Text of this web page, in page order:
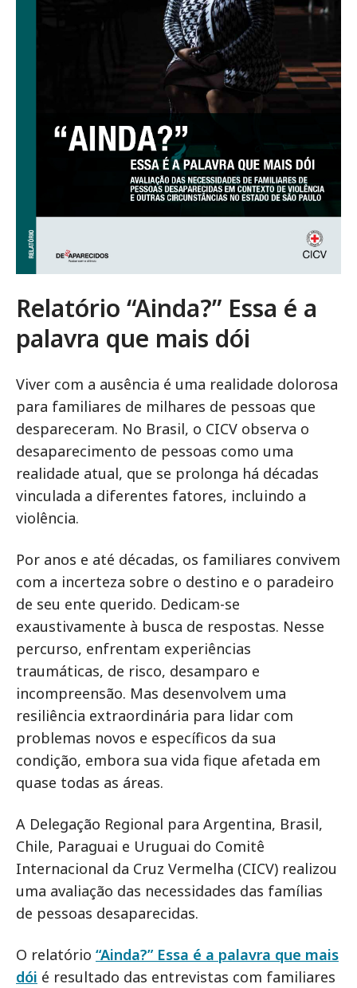
Relatório “Ainda?” Essa é a
palavra que mais dói
Viver com a ausência é uma realidade dolorosa
para familiares de milhares de pessoas que
despareceram. No Brasil, o CICV observa o
desaparecimento de pessoas como uma
realidade atual, que se prolonga há décadas
vinculada a diferentes fatores, incluindo a
violência.
Por anos e até décadas, os familiares convivem
com a incerteza sobre o destino e o paradeiro
de seu ente querido. Dedicam-se
exaustivamente à busca de respostas. Nesse
percurso, enfrentam experiências
traumáticas, de risco, desamparo e
incompreensão. Mas desenvolvem uma
resiliência extraordinária para lidar com
problemas novos e específicos da sua
condição, embora sua vida fique afetada em
quase todas as áreas.
A Delegação Regional para Argentina, Brasil,
Chile, Paraguai e Uruguai do Comitê
Internacional da Cruz Vermelha (CICV) realizou
uma avaliação das necessidades das famílias
de pessoas desaparecidas.
O relatório “Ainda?” Essa é a palavra que mais
dói é resultado das entrevistas com familiares